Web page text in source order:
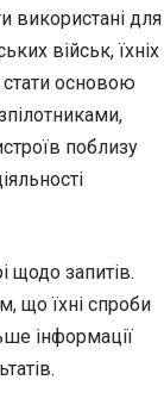
використані для
військ, їхніх
основою
поблизу
щодо запитів.
що їхні спроби
інформації